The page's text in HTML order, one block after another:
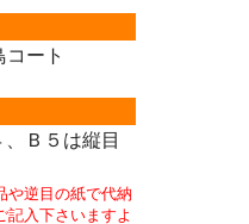
コート
Ｂ５は縦目
や逆目の紙で代納
記入下さいますよ